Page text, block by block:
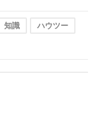
知識 ハウツー